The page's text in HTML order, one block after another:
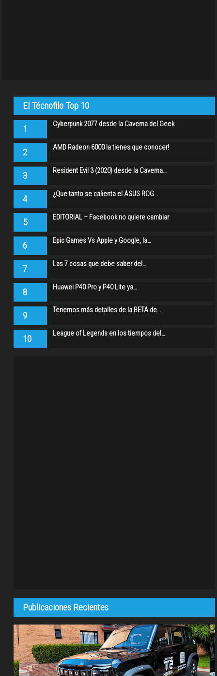
El Técnofilo Top 10
1 Cyberpunk 2077 desde la Caverna del Geek
2 AMD Radeon 6000 la tienes que conocer!
3 Resident Evil 3 (2020) desde la Caverna…
4 ¿Que tanto se calienta el ASUS ROG…
5 EDITORIAL – Facebook no quiere cambiar
6 Epic Games Vs Apple y Google, la…
7 Las 7 cosas que debe saber del…
8 Huawei P40 Pro y P40 Lite ya…
9 Tenemos más detalles de la BETA de…
10 League of Legends en los tiempos del…
Publicaciones Recientes